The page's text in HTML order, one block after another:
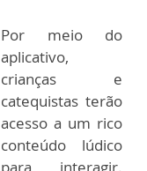
Por meio do
aplicativo,
crianças e
catequistas terão
acesso a um rico
conteúdo lúdico